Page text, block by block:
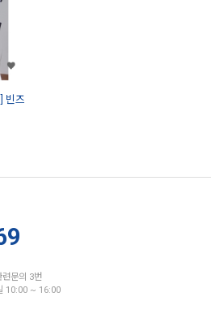
빈즈
문의 3번
10:00 ~ 16:00